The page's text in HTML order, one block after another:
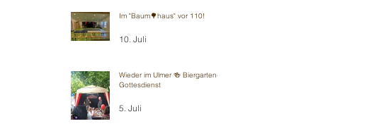
Im "Baum🌳haus" vor 110!
10. Juli
Wieder im Ulmer 🍻 Biergarten-
Gottesdienst
5. Juli